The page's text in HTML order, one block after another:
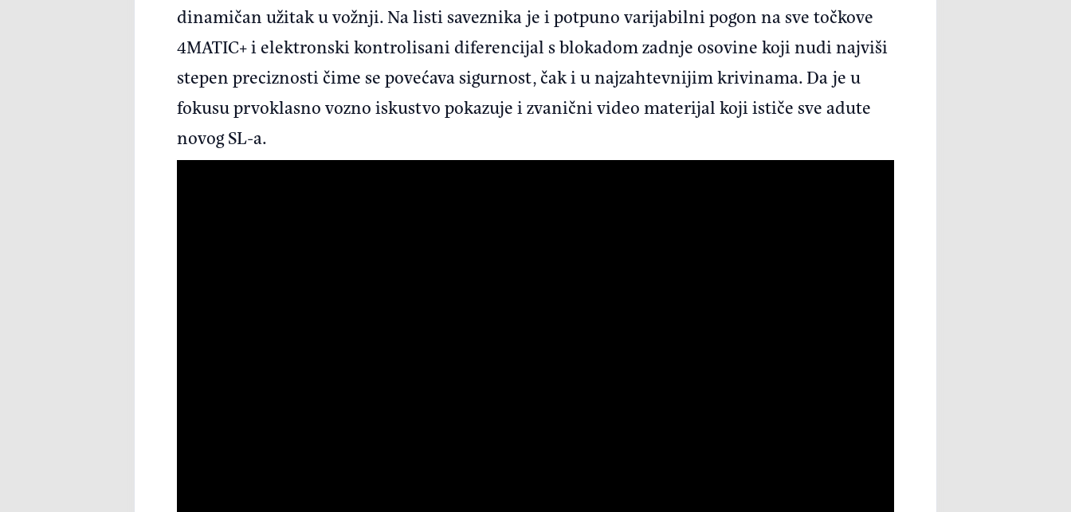
dinamičan užitak u vožnji. Na listi saveznika je i potpuno varijabilni pogon na sve točkove
4MATIC+ i elektronski kontrolisani diferencijal s blokadom zadnje osovine koji nudi najviši
stepen preciznosti čime se povećava sigurnost, čak i u najzahtevnijim krivinama. Da je u
fokusu prvoklasno vozno iskustvo pokazuje i zvanični video materijal koji ističe sve adute
novog SL-a.